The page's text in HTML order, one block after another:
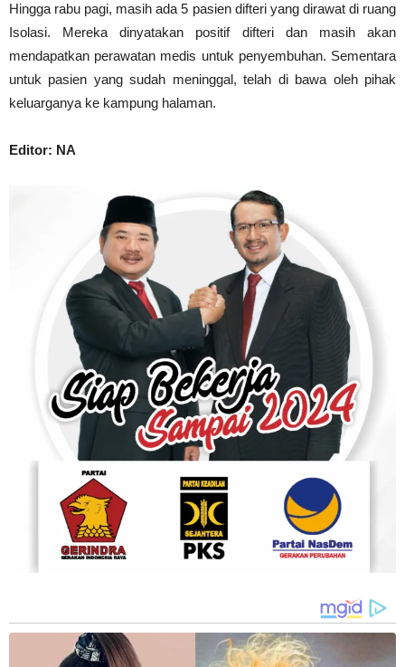
Hingga rabu pagi, masih ada 5 pasien difteri yang dirawat di ruang
Isolasi. Mereka dinyatakan positif difteri dan masih akan
mendapatkan perawatan medis untuk penyembuhan. Sementara
untuk pasien yang sudah meninggal, telah di bawa oleh pihak
keluarganya ke kampung halaman.
Editor: NA